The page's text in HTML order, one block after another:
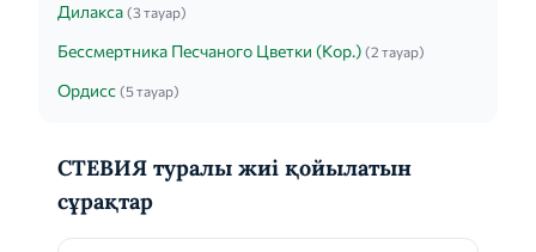
Дилакса (3 тауар)
Бессмертника Песчаного Цветки (Кор.) (2 тауар)
Ордисс (5 тауар)
СТЕВИЯ туралы жиі қойылатын
сұрақтар